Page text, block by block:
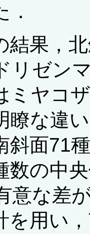
結果，
リゼン
ミヤコ
瞭な違
斜面71
数の中
意な差
を用い